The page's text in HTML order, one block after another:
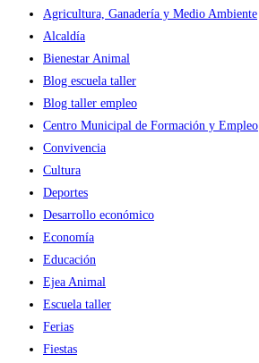
Agricultura, Ganadería y Medio Ambiente
Alcaldía
Bienestar Animal
Blog escuela taller
Blog taller empleo
Centro Municipal de Formación y Empleo
Convivencia
Cultura
Deportes
Desarrollo económico
Economía
Educación
Ejea Animal
Escuela taller
Ferias
Fiestas